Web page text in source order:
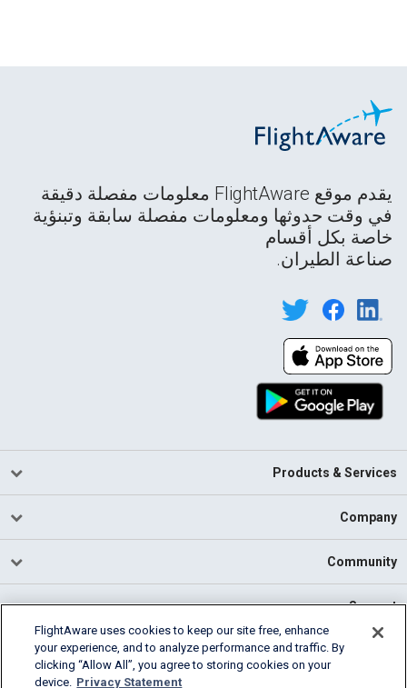
يقدم موقع FlightAware معلومات مفصلة دقيقة
في وقت حدوثها ومعلومات مفصلة سابقة وتبنؤية
خاصة بكل أقسام
صناعة الطيران.
Products & Services
Company
Community
Support
FlightAware uses cookies to keep our site free, enhance
your experience, and to analyze performance and traffic. By
clicking “Allow All”, you agree to storing cookies on your
device. Privacy Statement